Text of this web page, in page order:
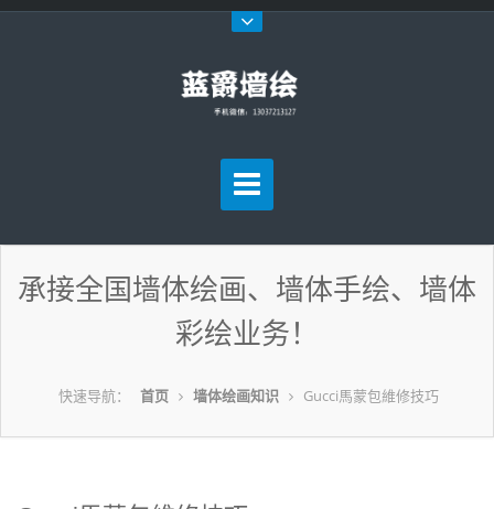
承接全国墙体绘画、墙体手绘、墙体
彩绘业务！
快速导航： 首页 墙体绘画知识 Gucci馬蒙包維修技巧